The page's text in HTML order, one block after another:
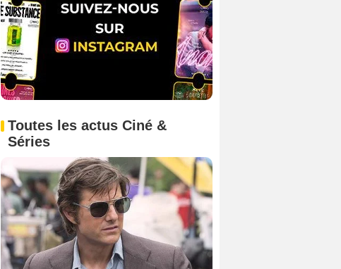
Toutes les actus Ciné &
Séries